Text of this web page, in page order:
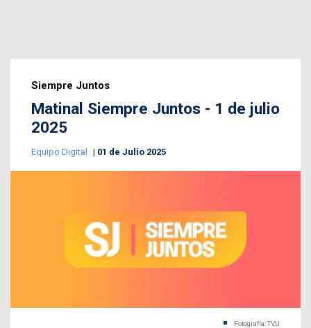
Siempre Juntos
Matinal Siempre Juntos - 1 de julio
2025
Equipo Digital 01 de Julio 2025
Fotografía: TVU